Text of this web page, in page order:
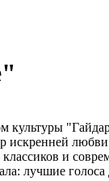
культуры
искренней
и
лучшие